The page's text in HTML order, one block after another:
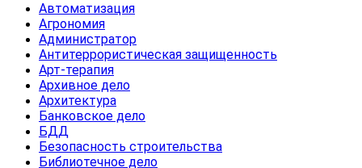
Автоматизация
Агрономия
Администратор
Антитеррористическая защищенность
Арт-терапия
Архивное дело
Архитектура
Банковское дело
БДД
Безопасность строительства
Библиотечное дело